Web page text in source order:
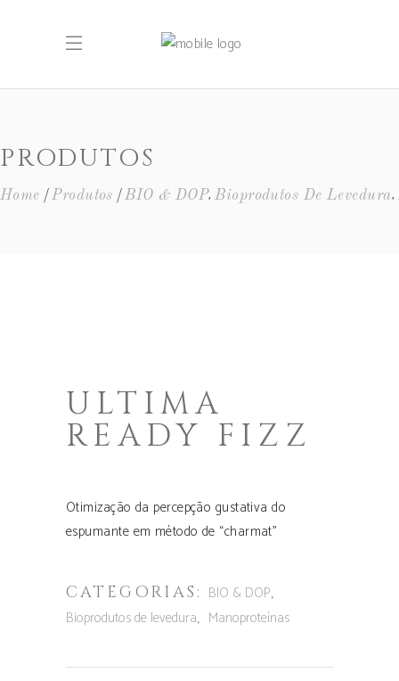
PRODUTOS
Home Produtos BIO & DOP,Bioprodutos De Levedura,
ULTIMA
READY FIZZ
Otimização da percepção gustativa do
espumante em método de “charmat”
CATEGORIAS: BIO & DOP,
Bioprodutos de levedura, Manoproteínas